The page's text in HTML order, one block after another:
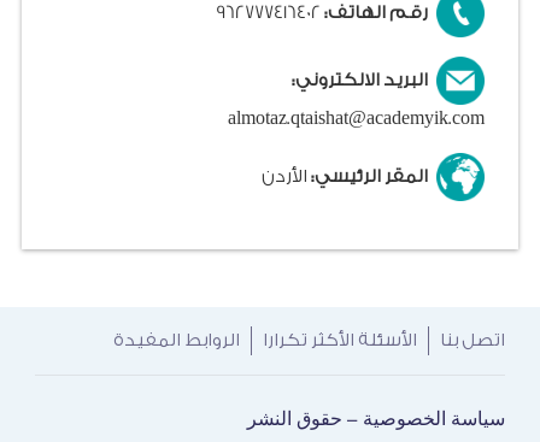
رقم الهاتف: 962777416402
البريد الالكتروني:
almotaz.qtaishat@academyik.com
المقر الرئيسي: الأردن
اتصل بنا الأسئلة الأكثر تكرارا الروابط المفيدة
سياسة الخصوصية - حقوق النشر